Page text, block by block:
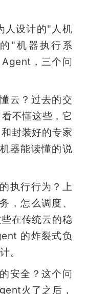
人设计的"人机
"机器执行系
，三个问
云？过去的交
不懂这些，它
封装好的专家
器能读懂的说
执行行为？上
，怎么调度、
在传统云的稳
的炸裂式负
。
安全？这个问
火了之后，